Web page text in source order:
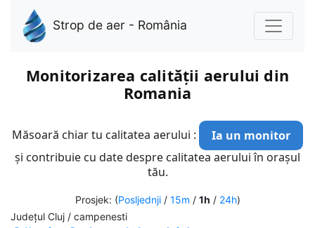
Strop de aer - România
Monitorizarea calității aerului din
Romania
Măsoară chiar tu calitatea aerului :
Ia un monitor
și contribuie cu date despre calitatea aerului în orașul
tău.
Prosjek: (Posljednji/ 15m / 1h / 24h)
Județul Cluj / campenesti